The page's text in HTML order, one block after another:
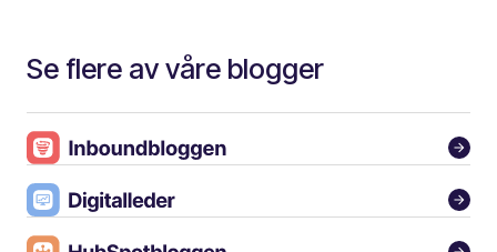
Se flere av våre blogger